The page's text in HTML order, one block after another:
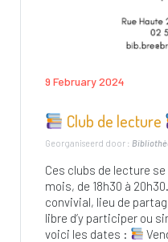
9 February 2024
Club de lecture
Georganiseerd door :
Ces clubs de lecture
mois, de 18h30 à
convivial, lieu de
libre d’y participer ou
voici les dates :